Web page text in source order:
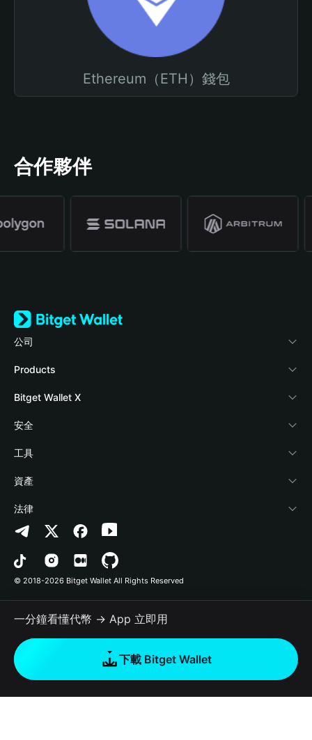
Ethereum（ETH）錢包
合作夥伴
公司
關於 Bitget Wallet
部落格
學院
加密資訊
幫助中心
‌聯繫我們
品牌資源
工作機會
Products
Crypto Card
Stablecoin Earn
Payfi Crypto
Crypto Swap API
Altcoin Season Index
Prediction Markets
DApp
RWA
如何購買加密貨幣
Bitget Wallet X
開發者文件
連接錢包
Bitget Wallet Pay
合作上架
安全
風險保障基金
安全防護技術
工具
快捷買幣
授權檢測
合約檢測
批次轉帳
資產
Arbitrum
Avalanche
Bitcoin
Polygon
法律
隱私協議
用戶使用協議
© 2018-2026 Bitget Wallet All Rights Reserved
一分鐘看懂代幣 → App 立即用
下載 Bitget Wallet